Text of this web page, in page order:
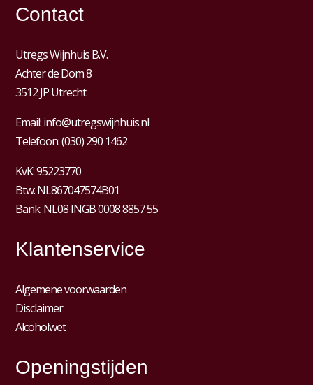
Contact
Utregs Wijnhuis B.V.
Achter de Dom 8
3512 JP Utrecht
Email:info@utregswijnhuis.nl
Telefoon:(030) 290 1462
KvK:95223770
Btw:NL867047574B01
Bank: NL08 INGB 0008 8857 55
Klantenservice
Algemene voorwaarden
Disclaimer
Alcoholwet
Openingstijden